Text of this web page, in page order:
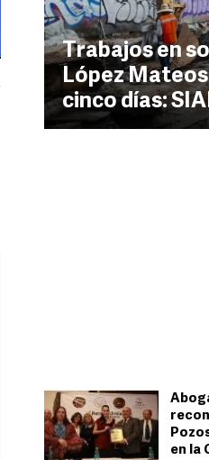
Trabajos en
López
cinco días:
en la